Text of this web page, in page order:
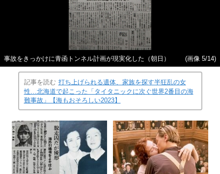
事故をきっかけに青函トンネル計画が現実化した（朝日） (画像 5/14)
記事を読む 打ち上げられる遺体、家族を探す半狂乱の女
性…北海道で起こった「タイタニックに次ぐ世界2番目の海
難事故」【海もおそろしい2023】